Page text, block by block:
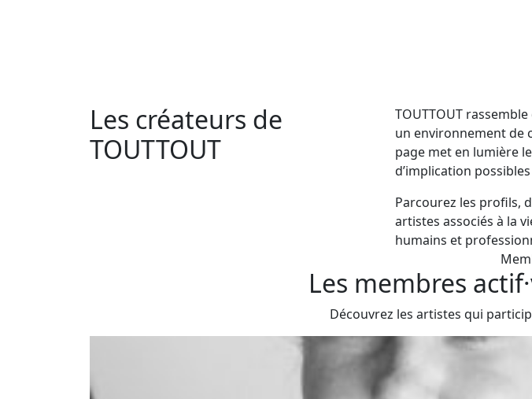
Les créateurs de
TOUTTOUT
TOUTTOUT
un environnement de
page met en lumière
d’implication
Parcourez les profils,
artistes associés à la
humains et
Les membres
Découvrez les artistes qui